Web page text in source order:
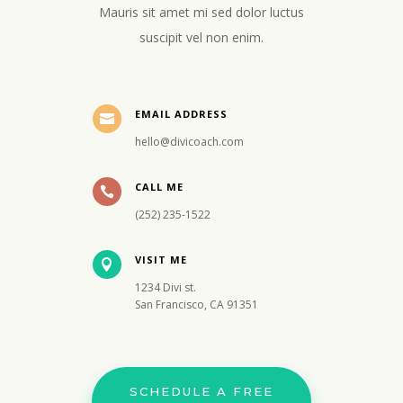
Mauris sit amet mi sed dolor luctus
suscipit vel non enim.
 EMAIL ADDRESS
hello@divicoach.com
 CALL ME
(252) 235-1522
 VISIT ME
1234 Divi st.
San Francisco, CA 91351
SCHEDULE A FREE